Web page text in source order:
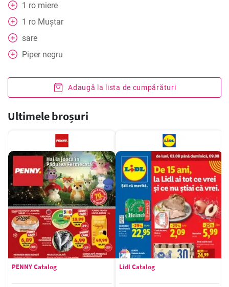
1 ro miere
1 ro Muștar
sare
Piper negru
Adaugă la lista de cumpărături
Ultimele broșuri
PENNY Catalog Lidl Catalog